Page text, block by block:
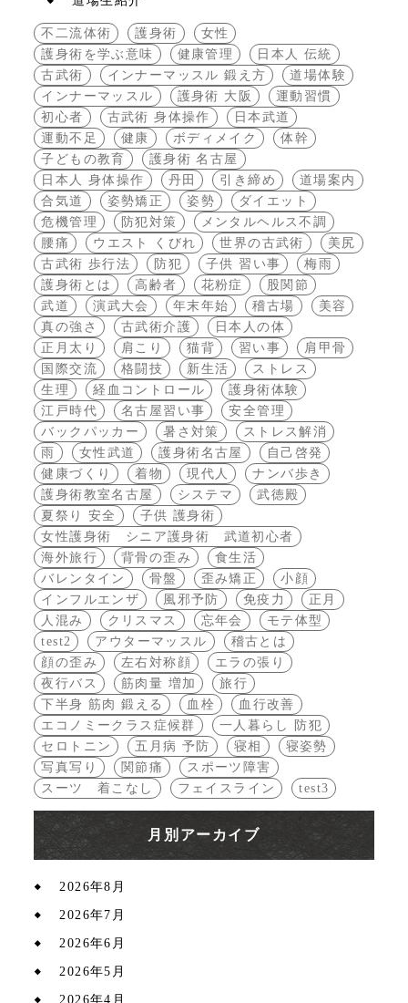
不二流体術 護身術
女性
護身術を学ぶ意味
健康管理
日本人 伝統
古武術
インナーマッスル 鍛え方
道場体験
インナーマッスル
護身術 大阪
運動習慣
初心者
古武術 身体操作
日本武道
運動不足
健康 ボディメイク
体幹
子どもの教育
護身術 名古屋
日本人 身体操作
丹田 引き締め
道場案内
合気道
姿勢矯正 姿勢
ダイエット
危機管理
防犯対策
メンタルヘルス不調
腰痛
ウエスト くびれ 世界の古武術
美尻
古武術 歩行法
防犯 子供 習い事
梅雨
護身術とは
高齢者 花粉症
股関節
武道
演武大会 年末年始 稽古場
美容
真の強さ
古武術介護
日本人の体
正月太り
肩こり 猫背 習い事
肩甲骨
国際交流
格闘技 新生活
ストレス
生理
経血コントロール
護身術体験
江戸時代
名古屋習い事
安全管理
バックパッカー
暑さ対策
ストレス解消
雨
女性武道 護身術名古屋
自己啓発
健康づくり
着物 現代人
ナンバ歩き
護身術教室名古屋
システマ
武徳殿
夏祭り 安全
子供 護身術
女性護身術 シニア護身術 武道初心者
海外旅行
背骨の歪み
食生活
バレンタイン
骨盤 歪み矯正
小顔
インフルエンザ
風邪予防 免疫力
正月
人混み
クリスマス 忘年会
モテ体型
test2
アウターマッスル
稽古とは
顔の歪み
左右対称顔
エラの張り
夜行バス
筋肉量 増加
旅行
下半身 筋肉 鍛える
血栓
血行改善
エコノミークラス症候群
一人暮らし 防犯
セロトニン
五月病 予防 寝相
寝姿勢
写真写り
関節痛
スポーツ障害
スーツ 着こなし
フェイスライン test3
月別アーカイブ
2026年8月
2026年7月
2026年6月
2026年5月
2026年4月